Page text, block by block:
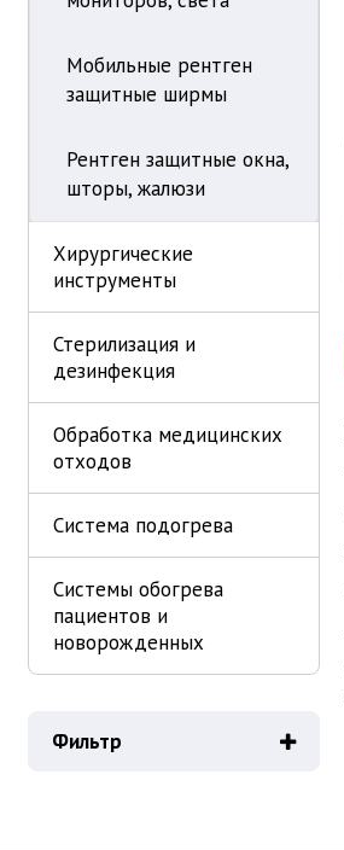
Мобильные рентген
защитные ширмы
Рентген защитные окна,
шторы, жалюзи
Хирургические
инструменты
Стерилизация и
дезинфекция
Обработка медицинских
отходов
Система подогрева
Системы обогрева
пациентов и
новорожденных
Фильтр